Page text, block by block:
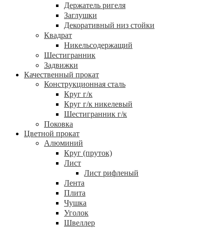
Держатель ригеля
Заглушки
Декоративный низ стойки
Квадрат
Никельсодержащий
Шестигранник
Задвижки
Качественный прокат
Конструкционная сталь
Круг г/к
Круг г/к никелевый
Шестигранник г/к
Поковка
Цветной прокат
Алюминий
Круг (пруток)
Лист
Лист рифленый
Лента
Плита
Чушка
Уголок
Швеллер